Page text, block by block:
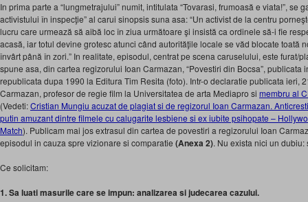
In prima parte a “lungmetrajului” numit, intitulata “Tovarasi, frumoasă e viata!”, se
activistului în inspecţie” al carui sinopsis suna asa: “Un activist de la centru
lucru care urmează să aibă loc în ziua următoare şi insistă ca ordinele să-i fie
acasă, iar totul devine grotesc atunci când autorităţile locale se văd blocate toată
învârt până în zori.” In realitate, episodul, centrat pe scena caruselului, este furat/
spune asa, din cartea regizorului Ioan Carmazan, “Povestiri din Bocsa”, publicata
republicata dupa 1990 la Editura Tim Resita (foto). Intr-o declaratie publicata ieri,
Carmazan, profesor de regie film la Universitatea de arta Mediapro si membru al
(Vedeti:Cristian Mungiu acuzat de plagiat si de regizorul Ioan Carmazan.
putin amuzant dintre filmele cu calugarite lesbiene si ex iubite psihopate –
Match). Publicam mai jos extrasul din cartea de povestiri a regizorului Ioan
episodul in cauza spre vizionare si comparatie (Anexa 2). Nu exista nici un
Ce solicitam:
1. Sa luati masurile care se impun: analizarea si judecarea cazului.